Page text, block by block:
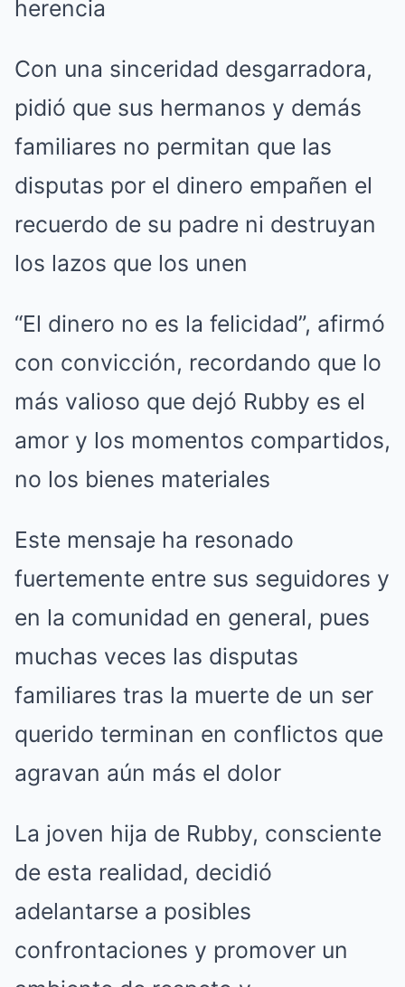
herencia
Con una sinceridad desgarradora,
pidió que sus hermanos y demás
familiares no permitan que las
disputas por el dinero empañen el
recuerdo de su padre ni destruyan
los lazos que los unen
“El dinero no es la felicidad”, afirmó
con convicción, recordando que lo
más valioso que dejó Rubby es el
amor y los momentos compartidos,
no los bienes materiales
Este mensaje ha resonado
fuertemente entre sus seguidores y
en la comunidad en general, pues
muchas veces las disputas
familiares tras la muerte de un ser
querido terminan en conflictos que
agravan aún más el dolor
La joven hija de Rubby, consciente
de esta realidad, decidió
adelantarse a posibles
confrontaciones y promover un